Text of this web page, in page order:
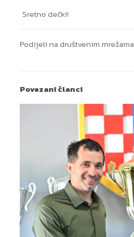
Sretno dečki!
Podijeli na društvenim mrežama
Povezani članci